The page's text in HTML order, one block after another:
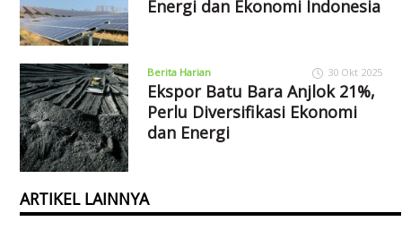
Energi dan Ekonomi Indonesia
Berita Harian 30 Okt 2025
Ekspor Batu Bara Anjlok 21%,
Perlu Diversifikasi Ekonomi
dan Energi
ARTIKEL LAINNYA